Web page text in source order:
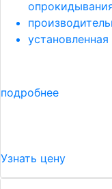
подробнее
Узнать цену